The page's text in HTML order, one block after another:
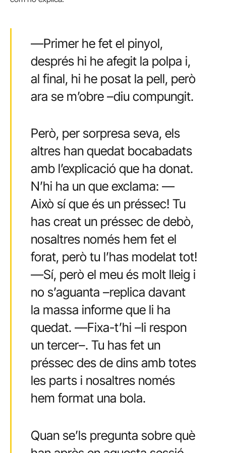
—Primer he fet el pinyol,
després hi he afegit la polpa i,
al final, hi he posat la pell, però
ara se m’obre –diu compungit.
Però, per sorpresa seva, els
altres han quedat bocabadats
amb l’explicació que ha donat.
N’hi ha un que exclama: —
Això sí que és un préssec! Tu
has creat un préssec de debò,
nosaltres només hem fet el
forat, però tu l’has modelat tot!
—Sí, però el meu és molt lleig i
no s’aguanta –replica davant
la massa informe que li ha
quedat. —Fixa-t’hi –li respon
un tercer–. Tu has fet un
préssec des de dins amb totes
les parts i nosaltres només
hem format una bola.
Quan se’ls pregunta sobre què